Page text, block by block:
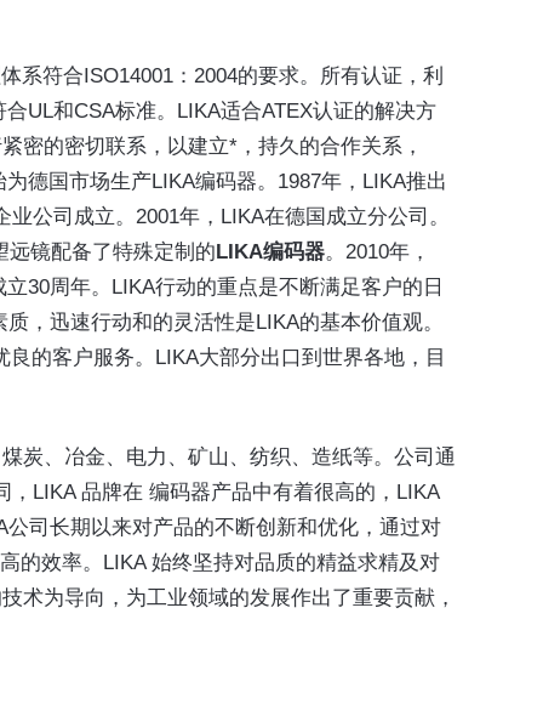
系符合ISO14001：2004的要求。所有认证，利
UL和CSA标准。LIKA适合ATEX认证的解决方
密的密切联系，以建立*，持久的合作关系，
德国市场生产LIKA编码器。1987年，LIKA推出
公司成立。2001年，LIKA在德国成立分公司。
远镜配备了特殊定制的LIKA编码器。2010年，
30周年。LIKA行动的重点是不断满足客户的日
，迅速行动和的灵活性是LIKA的基本价值观。
的客户服务。LIKA大部分出口到世界各地，目
炭、冶金、电力、矿山、纺织、造纸等。公司通
LIKA 品牌在 编码器产品中有着很高的，LIKA
司长期以来对产品的不断创新和优化，通过对
的效率。LIKA 始终坚持对品质的精益求精及对
术为导向，为工业领域的发展作出了重要贡献，